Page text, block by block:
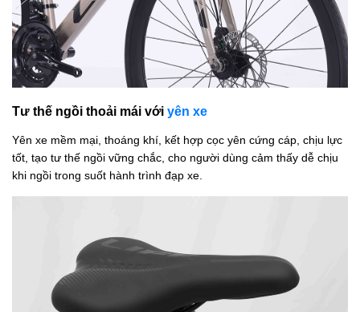
Tư thế ngồi thoải mái với yên xe
Yên xe mềm mại, thoáng khí, kết hợp cọc yên cứng cáp, chịu lực
tốt, tạo tư thế ngồi vững chắc, cho người dùng cảm thấy dễ chịu
khi ngồi trong suốt hành trình đạp xe.